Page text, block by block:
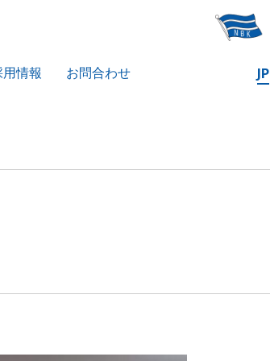
情報 お問合わせ JP